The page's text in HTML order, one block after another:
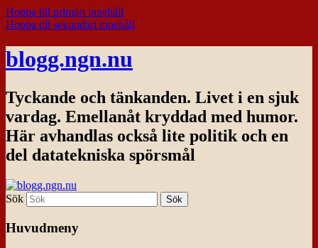
Hoppa till primärt innehåll
Hoppa till sekundärt innehåll
blogg.ngn.nu
Tyckande och tänkanden. Livet i en sjuk
vardag. Emellanåt kryddad med humor.
Här avhandlas också lite politik och en
del datatekniska spörsmål
Sök
Huvudmeny